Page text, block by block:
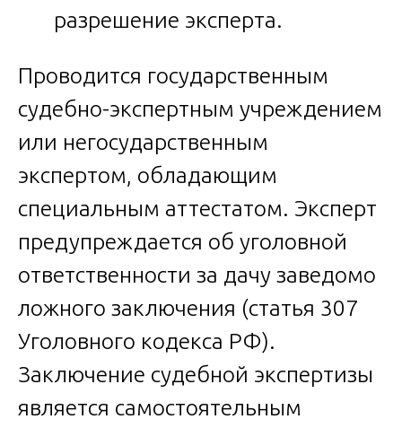
разрешение эксперта.
Проводится государственным
судебно-экспертным учреждением
или негосударственным
экспертом, обладающим
специальным аттестатом. Эксперт
предупреждается об уголовной
ответственности за дачу заведомо
ложного заключения (статья 307
Уголовного кодекса РФ).
Заключение судебной экспертизы
является самостоятельным